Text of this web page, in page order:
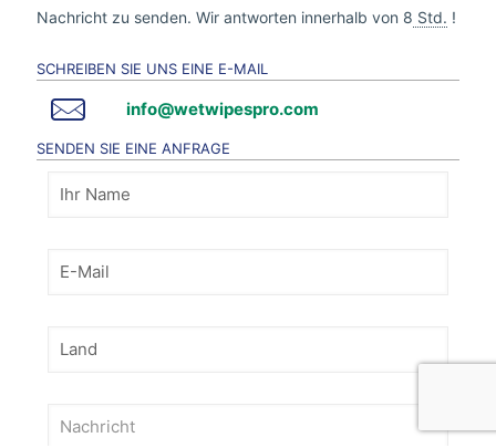
Nachricht zu senden. Wir antworten innerhalb von 8 Std. !
SCHREIBEN SIE UNS EINE E-MAIL
info@wetwipespro.com
SENDEN SIE EINE ANFRAGE